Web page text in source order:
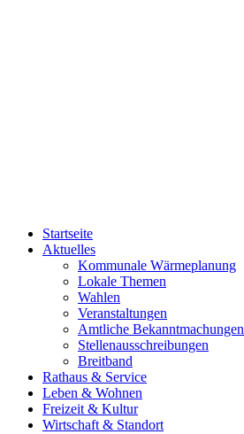
Startseite
Aktuelles
Kommunale Wärmeplanung
Lokale Themen
Wahlen
Veranstaltungen
Amtliche Bekanntmachungen
Stellenausschreibungen
Breitband
Rathaus & Service
Leben & Wohnen
Freizeit & Kultur
Wirtschaft & Standort